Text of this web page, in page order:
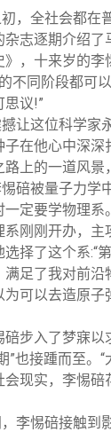
，全社会都在
志逐期介绍了
》，十来岁的李
不同阶段都可
议!”
让这位科学家
子在他心中深深
上的一道风景
碚被量子力学
一定要学物理系
刚刚开办，主
择了这个系:“
满足了我对前沿
为可以去造原子
碚步入了梦寐以
”也接踵而至。
会现实，李惕碚
李惕碚接触到